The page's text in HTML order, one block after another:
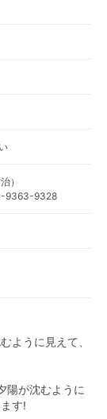
）
9363-9328
ように見えて、
陽が沈むように
す!